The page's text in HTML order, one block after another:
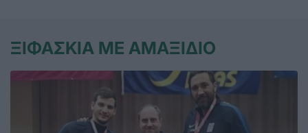
ΞΙΦΑΣΚΙΑ ΜΕ ΑΜΑΞΙΔΙΟ